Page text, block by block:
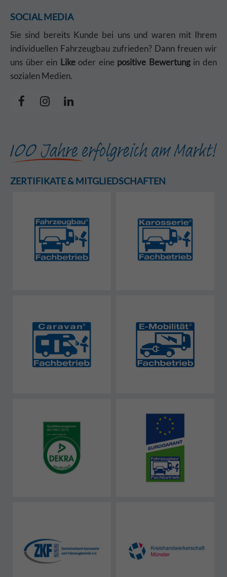
SOCIAL MEDIA
Sie sind bereits Kunde bei uns und waren mit Ihrem
individuellen Fahrzeugbau zufrieden? Dann freuen wir
uns über ein Likeoder eine positive Bewertungin den
sozialen Medien.
ZERTIFIKATE & MITGLIEDSCHAFTEN